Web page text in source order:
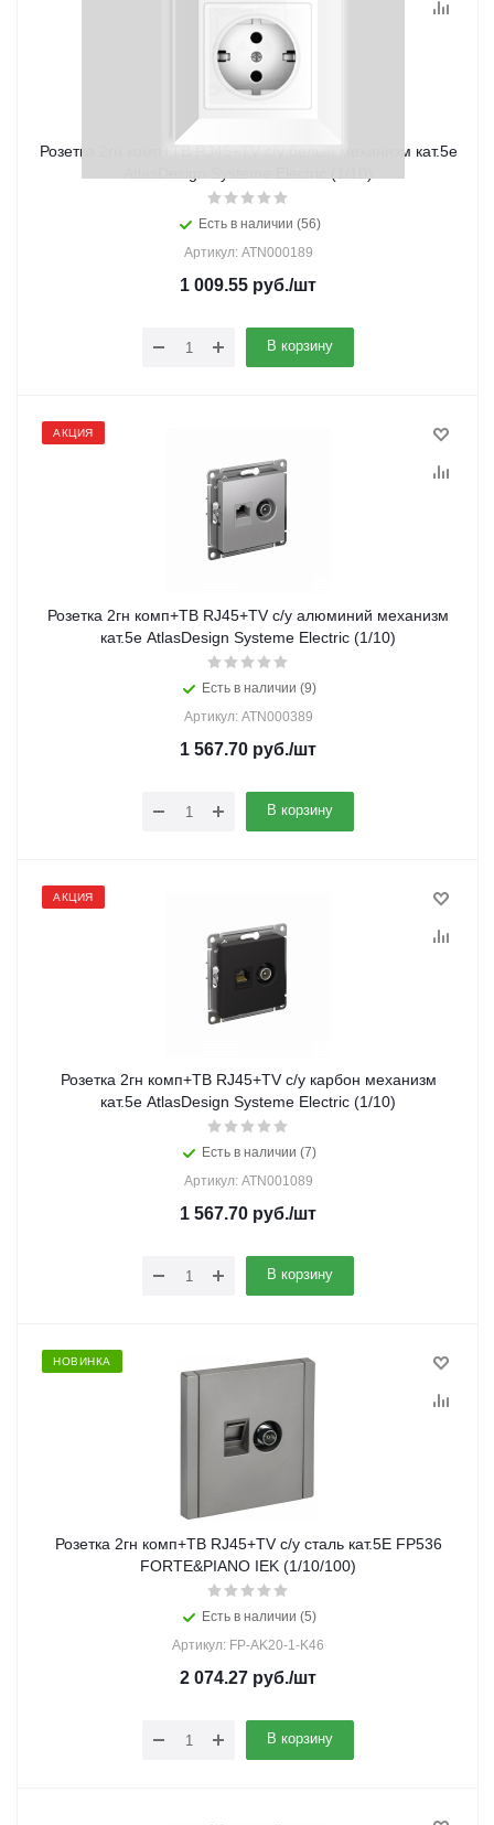
Розетка 2гн комп+ТВ RJ45+TV с/у белый механизм кат.5е
Есть в наличии (56)
Артикул: ATN000189
1 009.55 руб./шт
В корзину
АКЦИЯ
Розетка 2гн комп+ТВ RJ45+TV с/у алюминий механизм
кат.5е AtlasDesign Systeme Electric (1/10)
Есть в наличии (9)
Артикул: ATN000389
1 567.70 руб./шт
В корзину
АКЦИЯ
Розетка 2гн комп+ТВ RJ45+TV с/у карбон механизм
кат.5е AtlasDesign Systeme Electric (1/10)
Есть в наличии (7)
Артикул: ATN001089
1 567.70 руб./шт
В корзину
НОВИНКА
Розетка 2гн комп+ТВ RJ45+TV с/у сталь кат.5E FP536
FORTE&PIANO IEK (1/10/100)
Есть в наличии (5)
Артикул: FP-AK20-1-K46
2 074.27 руб./шт
В корзину